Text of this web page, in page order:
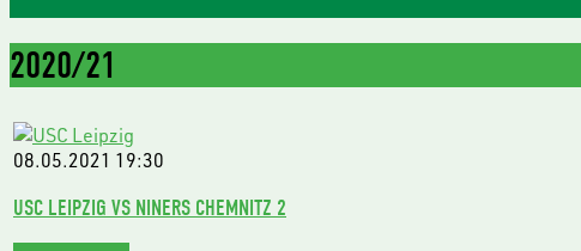
2020/21
08.05.2021 19:30
USC LEIPZIG VS NINERS CHEMNITZ 2